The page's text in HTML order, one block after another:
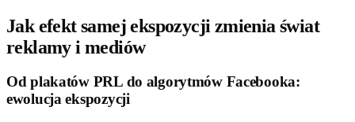
Jak efekt samej ekspozycji zmienia świat
reklamy i mediów
Od plakatów PRL do algorytmów Facebooka:
ewolucja ekspozycji